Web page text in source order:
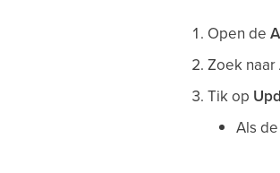
Open de
Zoek naar
Tik op
Als